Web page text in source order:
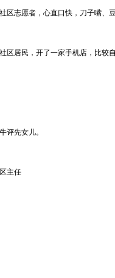
志愿者，心直口快，刀子嘴、豆
居民，开了一家手机店，比较自
先女儿。
主任